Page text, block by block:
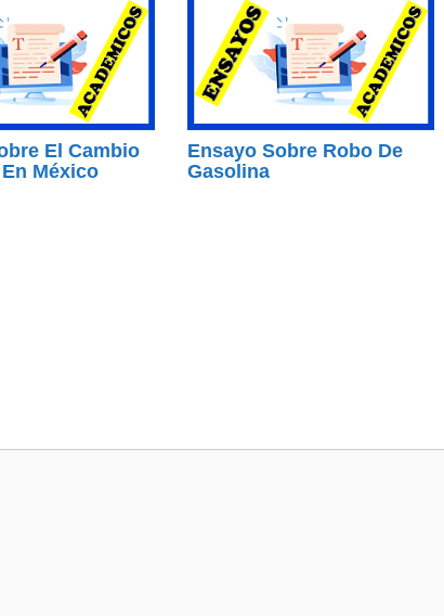
El Cambio
México
Ensayo Sobre Robo De
Gasolina